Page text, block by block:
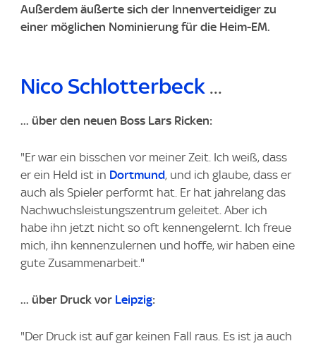
Außerdem äußerte sich der Innenverteidiger zu
einer möglichen Nominierung für die Heim-EM.
Nico Schlotterbeck ...
... über den neuen Boss Lars Ricken:
"Er war ein bisschen vor meiner Zeit. Ich weiß, dass
er ein Held ist in Dortmund, und ich glaube, dass er
auch als Spieler performt hat. Er hat jahrelang das
Nachwuchsleistungszentrum geleitet. Aber ich
habe ihn jetzt nicht so oft kennengelernt. Ich freue
mich, ihn kennenzulernen und hoffe, wir haben eine
gute Zusammenarbeit."
... über Druck vor Leipzig:
"Der Druck ist auf gar keinen Fall raus. Es ist ja auch